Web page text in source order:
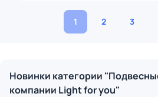
1 2 3
Новинки категории
компании Light for you"